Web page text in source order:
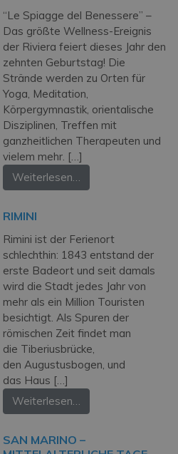
“Le Spiagge del Benessere” –
Das größte Wellness-Ereignis
der Riviera feiert dieses Jahr den
zehnten Geburtstag! Die
Strände werden zu Orten für
Yoga, Meditation,
Körpergymnastik, orientalische
Disziplinen, Treffen mit
ganzheitlichen Therapeuten und
vielem mehr. […]
Weiterlesen…
RIMINI
Rimini ist der Ferienort
schlechthin: 1843 entstand der
erste Badeort und seit damals
wird die Stadt jedes Jahr von
mehr als ein Million Touristen
besichtigt. Als Spuren der
römischen Zeit findet man
die Tiberiusbrücke,
den Augustusbogen, und
das Haus […]
Weiterlesen…
SAN MARINO –